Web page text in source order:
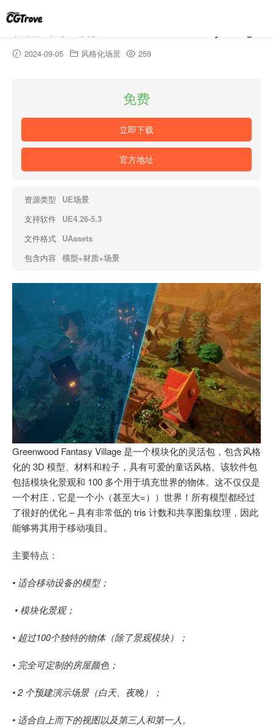
2024-09-05 风格化场景 259
免费
立即下载
官方地址
资源类型
UE场景
支持软件 UE4.26-5.3
文件格式 UAssets
包含内容 模型+材质+场景
Greenwood Fantasy Village 是一个模块化的灵活包，包含风格
化的 3D 模型、材料和粒子，具有可爱的童话风格。该软件包
包括模块化景观和 100 多个用于填充世界的物体。这不仅仅是
一个村庄，它是一个小（甚至大=））世界！所有模型都经过
了很好的优化 – 具有非常低的 tris 计数和共享图集纹理，因此
能够将其用于移动项目。
主要特点：
• 适合移动设备的模型；
• 模块化景观；
• 超过100个独特的物体（除了景观模块）；
• 完全可定制的房屋颜色；
• 2 个预建演示场景（白天、夜晚）；
• 适合自上而下的视图以及第三人和第一人。